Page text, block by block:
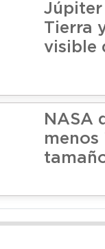
Júpiter
Tierra
visible
NASA
menos